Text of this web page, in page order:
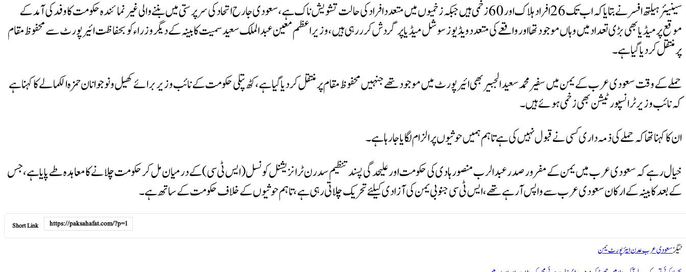
سینیئر ہیلتھ افسر نے بتایا کہ اب تک 26 افراد ہلاک اور 60 زخمی ہیں جبکہ زخمیوں میں متعدد افراد کی حالت تشویش ناک ہے، سعودی جارح اتحاد کی سرپرستی میں بننے والی غیر نمائندہ حکومت کا وفد کی آمد کے
موقع پر میڈیا بھی بڑی تعداد میں وہاں موجود تھا اور واقعے کی متعدد ویڈیوز سوشل میڈیا پر گردش کرررہی ہیں، وزیراعظم معین عبدالملک سعید سمیت کابینہ کے دیگر وزراء کو بحفاظت ائیرپورٹ سے محفوظ مقام
پر منتقل کردیا گیا ہے۔
حملے کے وقت سعودی عرب کے یمن میں سفیر محمد سعید الجبیر بھی ائیرپورٹ میں موجود تھے جنہیں محفوظ مقام پر منتقل کردیا گیا ہے، کٹھ پتلی حکومت کے نائب وزیر برائے کھیل و نوجوانان حمزہ الکمالے کا کہنا ہے
کہ نائب وزیر ٹرانسپورٹیشن بھی زخمی ہوئے ہیں۔
ان کا کہنا تھا کہ حملے کی ذمہ داری کسی نے قبول نہیں کی ہے تاہم ہمیں حوثیوں پرالزام لگایا جا رہا ہے۔
خیال رہے کہ سعودی عرب میں یمن کے مفرور صدر عبدالرب منصور ہادی کی حکومت اور علیحدگی پسند تنظیم سدرن ٹرانزیشنل کونسل (ایس ٹی سی) کے درمیان مل کر حکومت چلانے کا معاہدہ طے پایا ہے، جس
کے بعد کابینہ کے ارکان سعودی عرب سے واپس آرہے تھے، ایس ٹی سی جنوبی یمن کی آزادی کیلئے تحریک چلاتی رہی ہے، تاہم حوثیوں کے خلاف حکومت کے ساتھ ہے۔
Short Link
ٹیگزسعودی عربعدن ایئرپورٹیمن